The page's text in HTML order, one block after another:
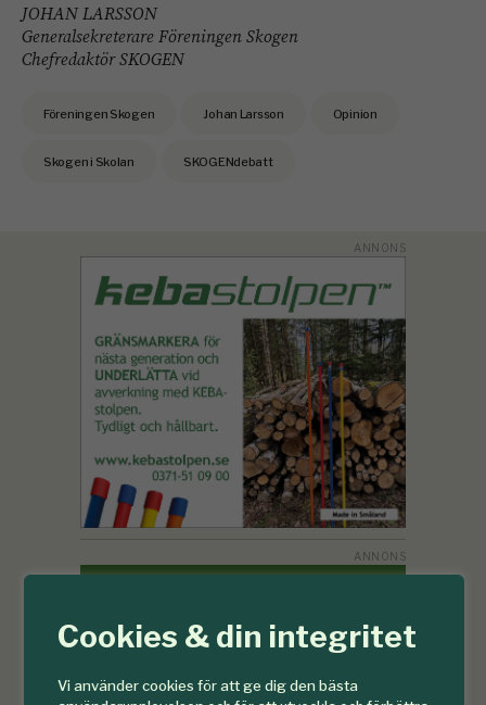
Cookies & din integritet
Vi använder cookies för att ge dig den bästa
JOHAN LARSSON
Generalsekreterare Föreningen Skogen
Chefredaktör SKOGEN
Föreningen Skogen Johan Larsson Opinion
Skogen i Skolan SKOGENdebatt